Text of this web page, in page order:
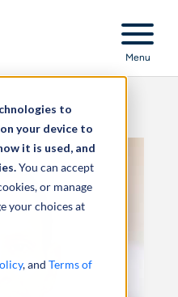
to
your device to
it is used, and
You can accept
or manage
your choices at
, and Terms of
Menu